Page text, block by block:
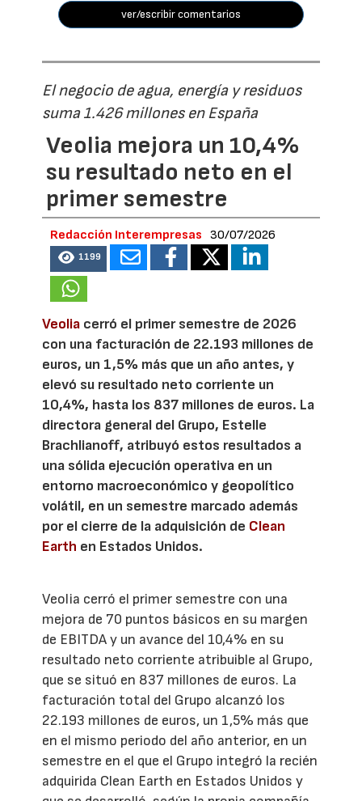
ver/escribir comentarios
El negocio de agua, energía y residuos
suma 1.426 millones en España
Veolia mejora un 10,4%
su resultado neto en el
primer semestre
Redacción Interempresas 30/07/2026
1199
Veolia cerró el primer semestre de 2026
con una facturación de 22.193 millones de
euros, un 1,5% más que un año antes, y
elevó su resultado neto corriente un
10,4%, hasta los 837 millones de euros. La
directora general del Grupo, Estelle
Brachlianoff, atribuyó estos resultados a
una sólida ejecución operativa en un
entorno macroeconómico y geopolítico
volátil, en un semestre marcado además
por el cierre de la adquisición de Clean
Earth en Estados Unidos.
Veolia cerró el primer semestre con una
mejora de 70 puntos básicos en su margen
de EBITDA y un avance del 10,4% en su
resultado neto corriente atribuible al Grupo,
que se situó en 837 millones de euros. La
facturación total del Grupo alcanzó los
22.193 millones de euros, un 1,5% más que
en el mismo periodo del año anterior, en un
semestre en el que el Grupo integró la recién
adquirida Clean Earth en Estados Unidos y